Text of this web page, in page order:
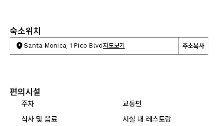
숙소위치
Santa Monica, 1 Pico Blvd 지도보기 주소복사
편의시설
주차
교통편
식사 및 음료
시설 내 레스토랑